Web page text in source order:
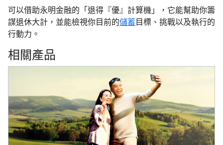
可以借助永明金融的「退得『優』計算機」，它能幫助你籌
謀退休大計，並能檢視你目前的儲蓄 目標、挑戰以及執行的
行動力。
相關產品